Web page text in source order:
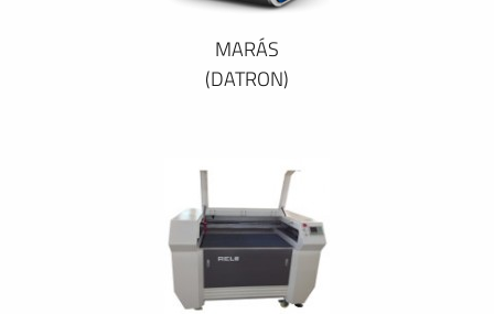
MARÁS
(DATRON)